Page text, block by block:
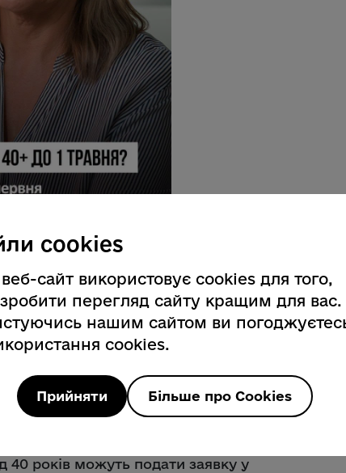
2000 грн коштів підтримки
40+, залишився тиждень, щоб
до 30 червня включно.
кошти автоматично
але ще не пройшли скринінг,
зв’язатися з ним та записатися на
участі у програмі було
40 років можуть подати заявку у
cookies
сайт використовує cookies для того,
перегляд сайту кращим для вас.
нашим сайтом ви
cookies.
Прийняти Більше про Cookies